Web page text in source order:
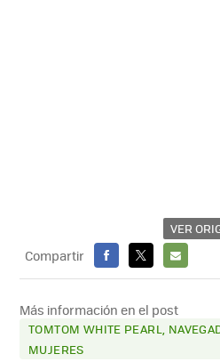
VER
Compartir
FACEBOOK
X
E-
MAIL
Más información en el post
TOMTOM WHITE PEARL,
MUJERES